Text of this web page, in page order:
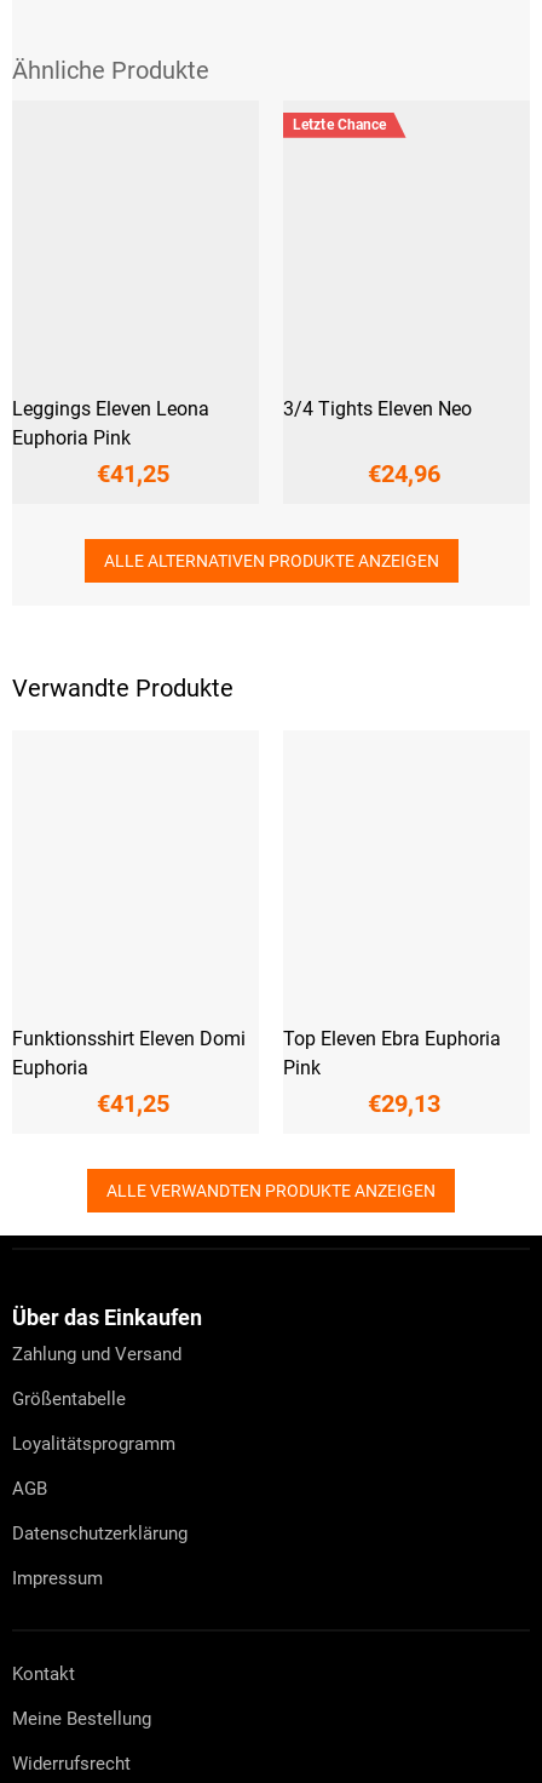
Verwandte Produkte
Funktionsshirt Eleven Domi
Euphoria
€41,25
Top Eleven Ebra Euphoria
Pink
€29,13
ALLE VERWANDTEN PRODUKTE ANZEIGEN
Leggings Eleven Leona
Euphoria Pink
€41,25
Letzte Chance
3/4 Tights Eleven Neo
€24,96
ALLE ALTERNATIVEN PRODUKTE ANZEIGEN
Über das Einkaufen
Zahlung und Versand
Größentabelle
Loyalitätsprogramm
AGB
Datenschutzerklärung
Impressum
Kontakt
Meine Bestellung
Widerrufsrecht